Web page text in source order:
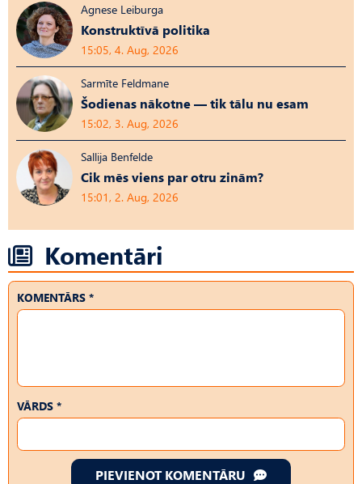
Agnese Leiburga
Konstruktīvā politika
15:05, 4. Aug, 2026
Sarmīte Feldmane
Šodienas nākotne — tik tālu nu esam
15:02, 3. Aug, 2026
Sallija Benfelde
Cik mēs viens par otru zinām?
15:01, 2. Aug, 2026
Komentāri
KOMENTĀRS *
VĀRDS *
PIEVIENOT KOMENTĀRU